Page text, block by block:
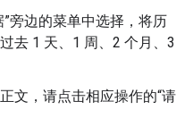
旁边的菜单中选择，将历
去 1 天、1 周、2 个月、3
文，请点击相应操作的“请